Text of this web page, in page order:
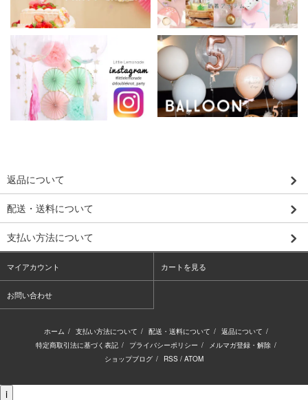
返品について
配送・送料について
支払い方法について
マイアカウント カートを見る
お問い合わせ
ホーム / 支払い方法について / 配送・送料について / 返品について /
特定商取引法に基づく表記 / プライバシーポリシー / メルマガ登録・解除 /
ショップブログ / RSS / ATOM
i